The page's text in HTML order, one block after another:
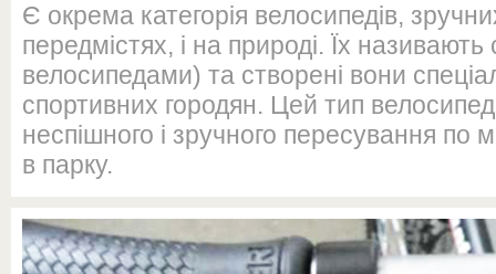
Є окрема категорія велосипедів,
передмістях, і на природі. Їх називають
велосипедами) та створені вони
спортивних городян. Цей тип
неспішного і зручного пересування по
в парку.